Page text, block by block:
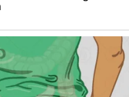
se i pokaži ranjivost.
procesu.
lekciju poverenja.